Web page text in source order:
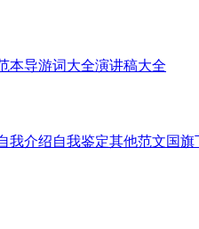
本导游词大全演讲稿大全
我介绍自我鉴定其他范文国旗